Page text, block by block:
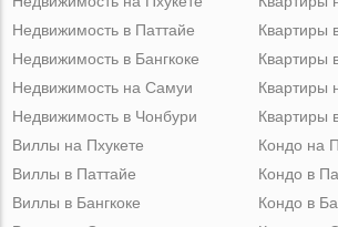
Недвижимость в Паттайе
Недвижимость в Бангкоке
Недвижимость на Самуи
Недвижимость в Чонбури
Квартиры
Квартиры
Квартиры
Квартиры
Виллы на Пхукете
Виллы в Паттайе
Виллы в Бангкоке
Кондо на
Кондо в
Кондо в